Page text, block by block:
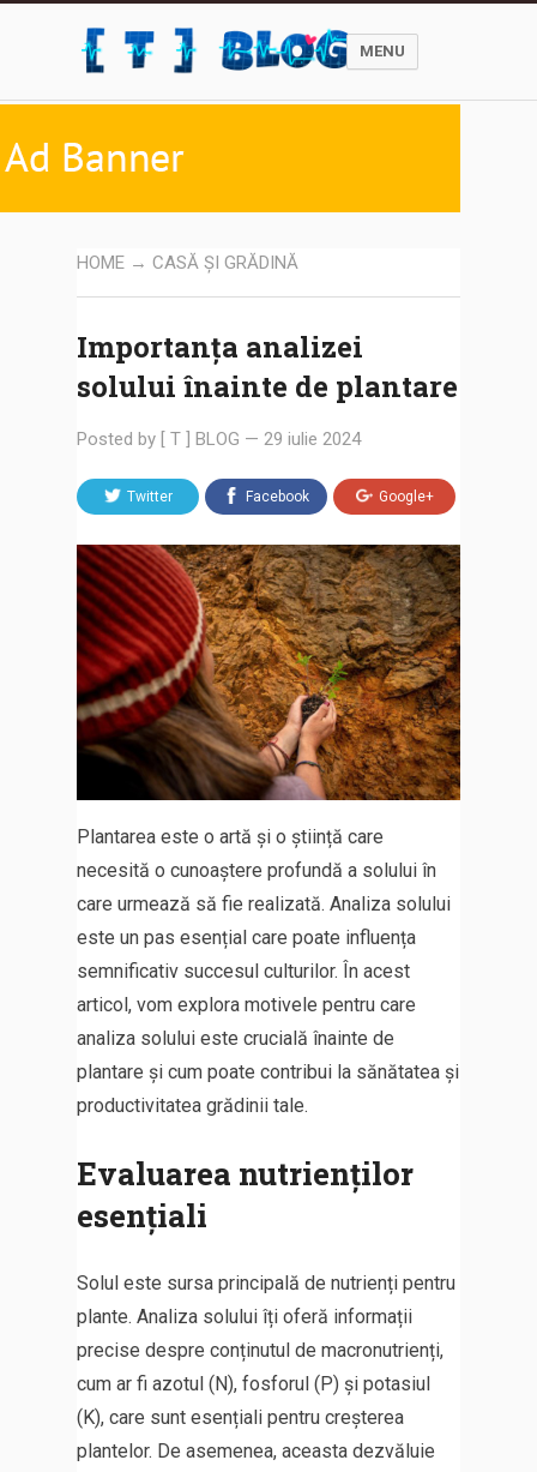
MENU
HOME → CASĂ ȘI GRĂDINĂ
Importanța analizei
solului înainte de plantare
Posted by [ T ] BLOG — 29 iulie 2024
Twitter Facebook Google+
Plantarea este o artă și o știință care
necesită o cunoaștere profundă a solului în
care urmează să fie realizată. Analiza solului
este un pas esențial care poate influența
semnificativ succesul culturilor. În acest
articol, vom explora motivele pentru care
analiza solului este crucială înainte de
plantare și cum poate contribui la sănătatea și
productivitatea grădinii tale.
Evaluarea nutrienților
esențiali
Solul este sursa principală de nutrienți pentru
plante. Analiza solului îți oferă informații
precise despre conținutul de macronutrienți,
cum ar fi azotul (N), fosforul (P) și potasiul
(K), care sunt esențiali pentru creșterea
plantelor. De asemenea, aceasta dezvăluie